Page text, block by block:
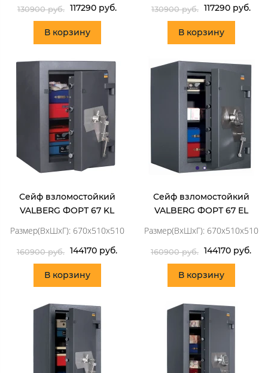
130900 руб. 117290 руб.
В корзину
130900 руб. 117290 руб.
В корзину
Сейф взломостойкий
VALBERG ФОРТ 67 KL
Размер(ВхШхГ): 670x510x510
160900 руб. 144170 руб.
В корзину
Сейф взломостойкий
VALBERG ФОРТ 67 EL
Размер(ВхШхГ): 670x510x510
160900 руб. 144170 руб.
В корзину